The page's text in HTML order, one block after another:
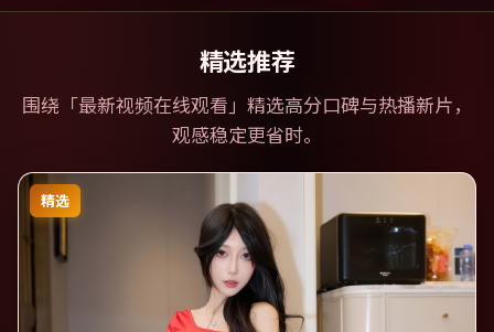
精选推荐
围绕「最新视频在线观看 」精选高分口碑与热播新片，
观感稳定更省时。
精选